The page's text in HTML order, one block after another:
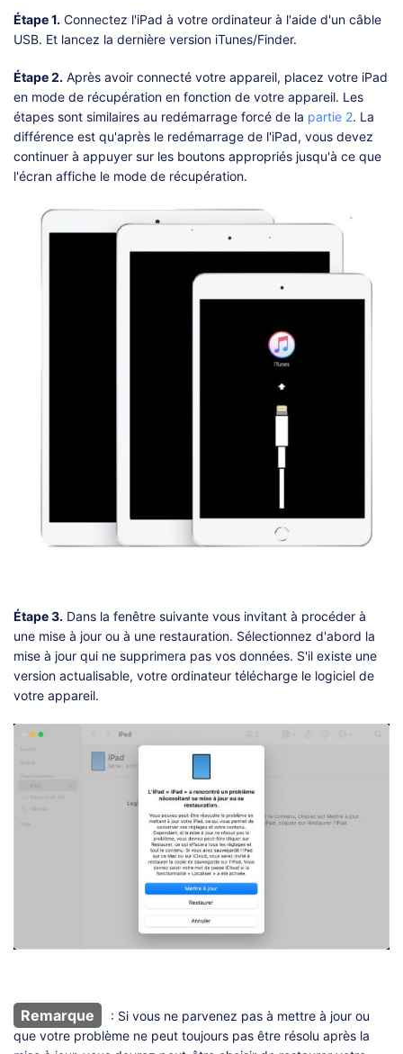
Étape 1. Connectez l'iPad à votre ordinateur à l'aide d'un câble
USB. Et lancez la dernière version iTunes/Finder.
Étape 2. Après avoir connecté votre appareil, placez votre iPad
en mode de récupération en fonction de votre appareil. Les
étapes sont similaires au redémarrage forcé de la partie 2. La
différence est qu'après le redémarrage de l'iPad, vous devez
continuer à appuyer sur les boutons appropriés jusqu'à ce que
l'écran affiche le mode de récupération.
Étape 3. Dans la fenêtre suivante vous invitant à procéder à
une mise à jour ou à une restauration. Sélectionnez d'abord la
mise à jour qui ne supprimera pas vos données. S'il existe une
version actualisable, votre ordinateur télécharge le logiciel de
votre appareil.
Remarque
: Si vous ne parvenez pas à mettre à jour ou
que votre problème ne peut toujours pas être résolu après la